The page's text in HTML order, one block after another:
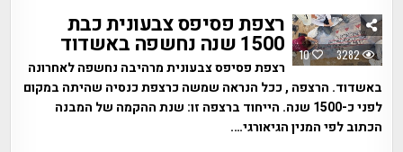
10 3282
רצפת פסיפס צבעונית כבת
1500 שנה נחשפה באשדוד
רצפת פסיפס צבעונית מרהיבה נחשפה לאחרונה
באשדוד. הרצפה , ככל הנראה שמשה כרצפת כנסיה שהיתה במקום
לפני כ-1500 שנה. הייחוד ברצפה זו: שנת ההקמה של המבנה
הכתוב לפי המנין הגיאורגי….